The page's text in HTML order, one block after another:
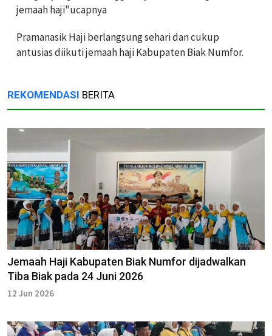
jemaah haji"ucapnya
Pramanasik Haji berlangsung sehari dan cukup
antusias diikuti jemaah haji Kabupaten Biak Numfor.
REKOMENDASI BERITA
Jemaah Haji Kabupaten Biak Numfor dijadwalkan
Tiba Biak pada 24 Juni 2026
12 Jun 2026